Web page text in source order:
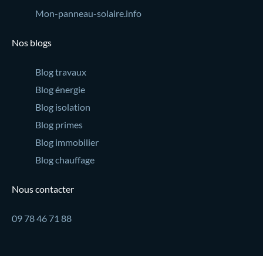
Mon-panneau-solaire.info
Nos blogs
Blog travaux
Blog énergie
Blog isolation
Blog primes
Blog immobilier
Blog chauffage
Nous contacter
09 78 46 71 88